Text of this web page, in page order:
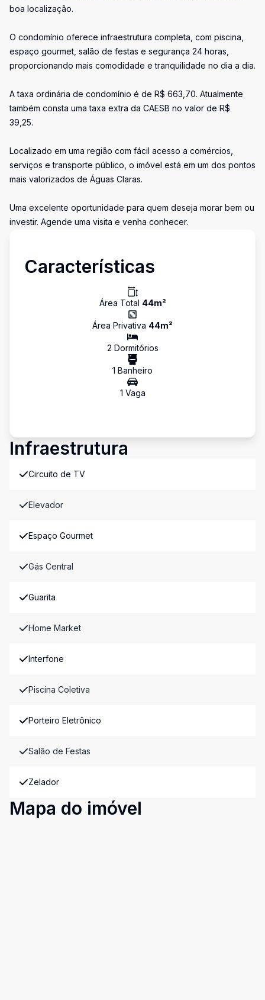
boa localização.
O condomínio oferece infraestrutura completa, com piscina,
espaço gourmet, salão de festas e segurança 24 horas,
proporcionando mais comodidade e tranquilidade no dia a dia.
A taxa ordinária de condomínio é de R$ 663,70. Atualmente
também consta uma taxa extra da CAESB no valor de R$
39,25.
Localizado em uma região com fácil acesso a comércios,
serviços e transporte público, o imóvel está em um dos pontos
mais valorizados de Águas Claras.
Uma excelente oportunidade para quem deseja morar bem ou
investir. Agende uma visita e venha conhecer.
Características
Área Total 44m²
Área Privativa 44m²
2 Dormitórios
1 Banheiro
1 Vaga
Infraestrutura
Circuito de TV
Elevador
Espaço Gourmet
Gás Central
Guarita
Home Market
Interfone
Piscina Coletiva
Porteiro Eletrônico
Salão de Festas
Zelador
Mapa do imóvel